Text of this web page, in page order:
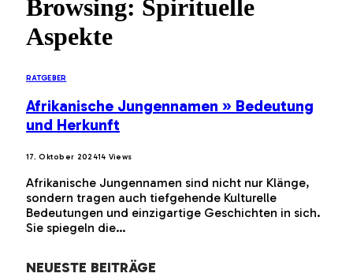
Browsing: Spirituelle
Aspekte
RATGEBER
Afrikanische Jungennamen » Bedeutung
und Herkunft
17. Oktober 202414 Views
Afrikanische Jungennamen sind nicht nur Klänge,
sondern tragen auch tiefgehende Kulturelle
Bedeutungen und einzigartige Geschichten in sich.
Sie spiegeln die…
NEUESTE BEITRÄGE